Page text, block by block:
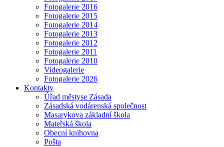
Fotogalerie 2016
Fotogalerie 2015
Fotogalerie 2014
Fotogalerie 2013
Fotogalerie 2012
Fotogalerie 2011
Fotogalerie 2010
Videogalerie
Fotogalerie 2026
Kontakty
Úřad městyse Zásada
Zásadská vodárenská společnost
Masarykova základní škola
Mateřská škola
Obecní knihovna
Pošta